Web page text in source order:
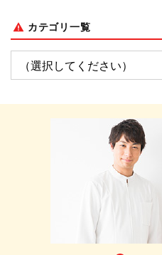
カテゴリ一覧